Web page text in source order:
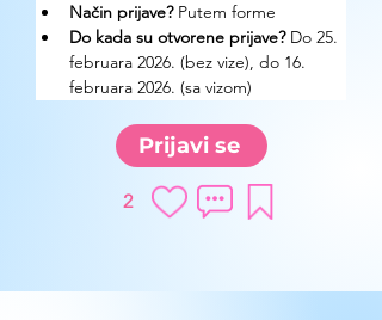
Način prijave? Putem forme
Do kada su otvorene prijave? Do 25.
februara 2026. (bez vize), do 16.
februara 2026. (sa vizom)
Prijavi se
2